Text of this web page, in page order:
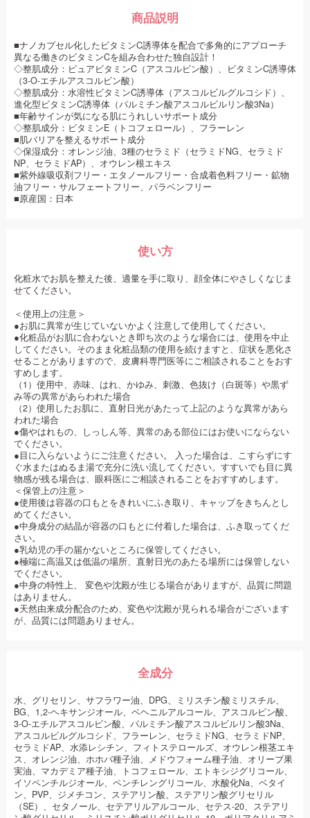
商品説明
■ナノカプセル化したビタミンC誘導体を配合で多角的にアプローチ
異なる働きのビタミンCを組み合わせた独自設計！
◇整肌成分：ピュアビタミンC（アスコルビン酸）、ビタミンC誘導体
（3-O-エチルアスコルビン酸）
◇整肌成分：水溶性ビタミンC誘導体（アスコルビルグルコシド）、
進化型ビタミンC誘導体（パルミチン酸アスコルビルリン酸3Na）
■年齢サインが気になる肌にうれしいサポート成分
◇整肌成分：ビタミンE（トコフェロール）、フラーレン
■肌バリアを整えるサポート成分
◇保湿成分：オレンジ油、3種のセラミド（セラミドNG、セラミド
NP、セラミドAP）、オウレン根エキス
■紫外線吸収剤フリー・エタノールフリー・合成着色料フリー・鉱物
油フリー・サルフェートフリー、パラベンフリー
■原産国：日本
使い方
化粧水でお肌を整えた後、適量を手に取り、顔全体にやさしくなじま
せてください。
＜使用上の注意＞
●お肌に異常が生じていないかよく注意して使用してください。
●化粧品がお肌に合わないとき即ち次のような場合には、使用を中止
してください。そのまま化粧品類の使用を続けますと、症状を悪化さ
せることがありますので、皮膚科専門医等にご相談されることをおす
すめします。
（1）使用中、赤味、はれ、かゆみ、刺激、色抜け（白斑等）や黒ず
み等の異常があらわれた場合
（2）使用したお肌に、直射日光があたって上記のような異常があら
われた場合
●傷やはれもの、しっしん等、異常のある部位にはお使いにならない
でください。
●目に入らないようにご注意ください。 入った場合は、こすらずにす
ぐ水またはぬるま湯で充分に洗い流してください。すすいでも目に異
物感が残る場合は、眼科医にご相談されることをおすすめします。
＜保管上の注意＞
●使用後は容器の口もとをきれいにふき取り、キャップをきちんとし
めてください。
●中身成分の結晶が容器の口もとに付着した場合は、ふき取ってくだ
さい。
●乳幼児の手の届かないところに保管してください。
●極端に高温又は低温の場所、直射日光のあたる場所には保管しない
でください。
●中身の特性上、 変色や沈殿が生じる場合がありますが、品質に問題
はありません。
●天然由来成分配合のため、変色や沈殿が見られる場合がございます
が、品質には問題ありません。
全成分
水、グリセリン、サフラワー油、DPG、ミリスチン酸ミリスチル、
BG、1,2‐ヘキサンジオール、ベヘニルアルコール、アスコルビン酸、
3‐O‐エチルアスコルビン酸、パルミチン酸アスコルビルリン酸3Na、
アスコルビルグルコシド、フラーレン、セラミドNG、セラミドNP、
セラミドAP、水添レシチン、フィトステロールズ、オウレン根茎エキ
ス、オレンジ油、ホホバ種子油、メドウフォーム種子油、オリーブ果
実油、マカデミア種子油、トコフェロール、エトキシジグリコール、
イソペンチルジオール、ペンチレングリコール、水酸化Na、ベタイ
ン、PVP、ジメチコン、ステアリン酸、ステアリン酸グリセリル
（SE）、セタノール、セテアリルアルコール、セテス‐20、ステアリ